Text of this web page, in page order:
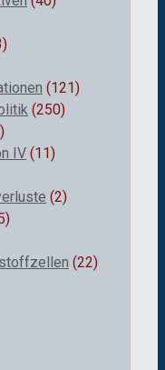
(121)
(250)
IV (11)
(2)
(22)